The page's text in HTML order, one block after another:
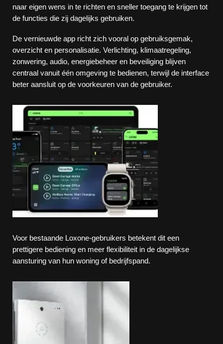
naar eigen wens in te richten en sneller toegang te krijgen tot
de functies die zij dagelijks gebruiken.
De vernieuwde app richt zich vooral op gebruiksgemak,
overzicht en personalisatie. Verlichting, klimaatregeling,
zonwering, audio, energiebeheer en beveiliging blijven
centraal vanuit één omgeving te bedienen, terwijl de interface
beter aansluit op de voorkeuren van de gebruiker.
Voor bestaande Loxone-gebruikers betekent dit een
prettigere bediening en meer flexibiliteit in de dagelijkse
aansturing van hun woning of bedrijfspand.